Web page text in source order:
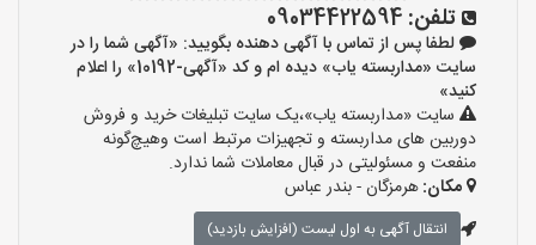
تلفن: 09034422594
لطفا پس از تماس با آگهی دهنده بگویید: «آگهی شما را در
سایت «مداربسته یاب» دیده ام و کد «آگهی-10192» را اعلام
کنید»
سایت «مداربسته یاب»،یک سایت تبلیغات خرید و فروش
دوربین های مداربسته و تجهیزات مرتبط است وهیچ‌گونه
منفعت و مسئولیتی در قبال معاملات شما ندارد.
مکان:هرمزگان - بندر عباس
انتقال آگهی به اول لیست (افزایش بازدید)